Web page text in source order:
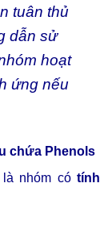
tuân thủ
dẫn sử
hoạt
ứng nếu
chứa Phenols
nhóm có tính